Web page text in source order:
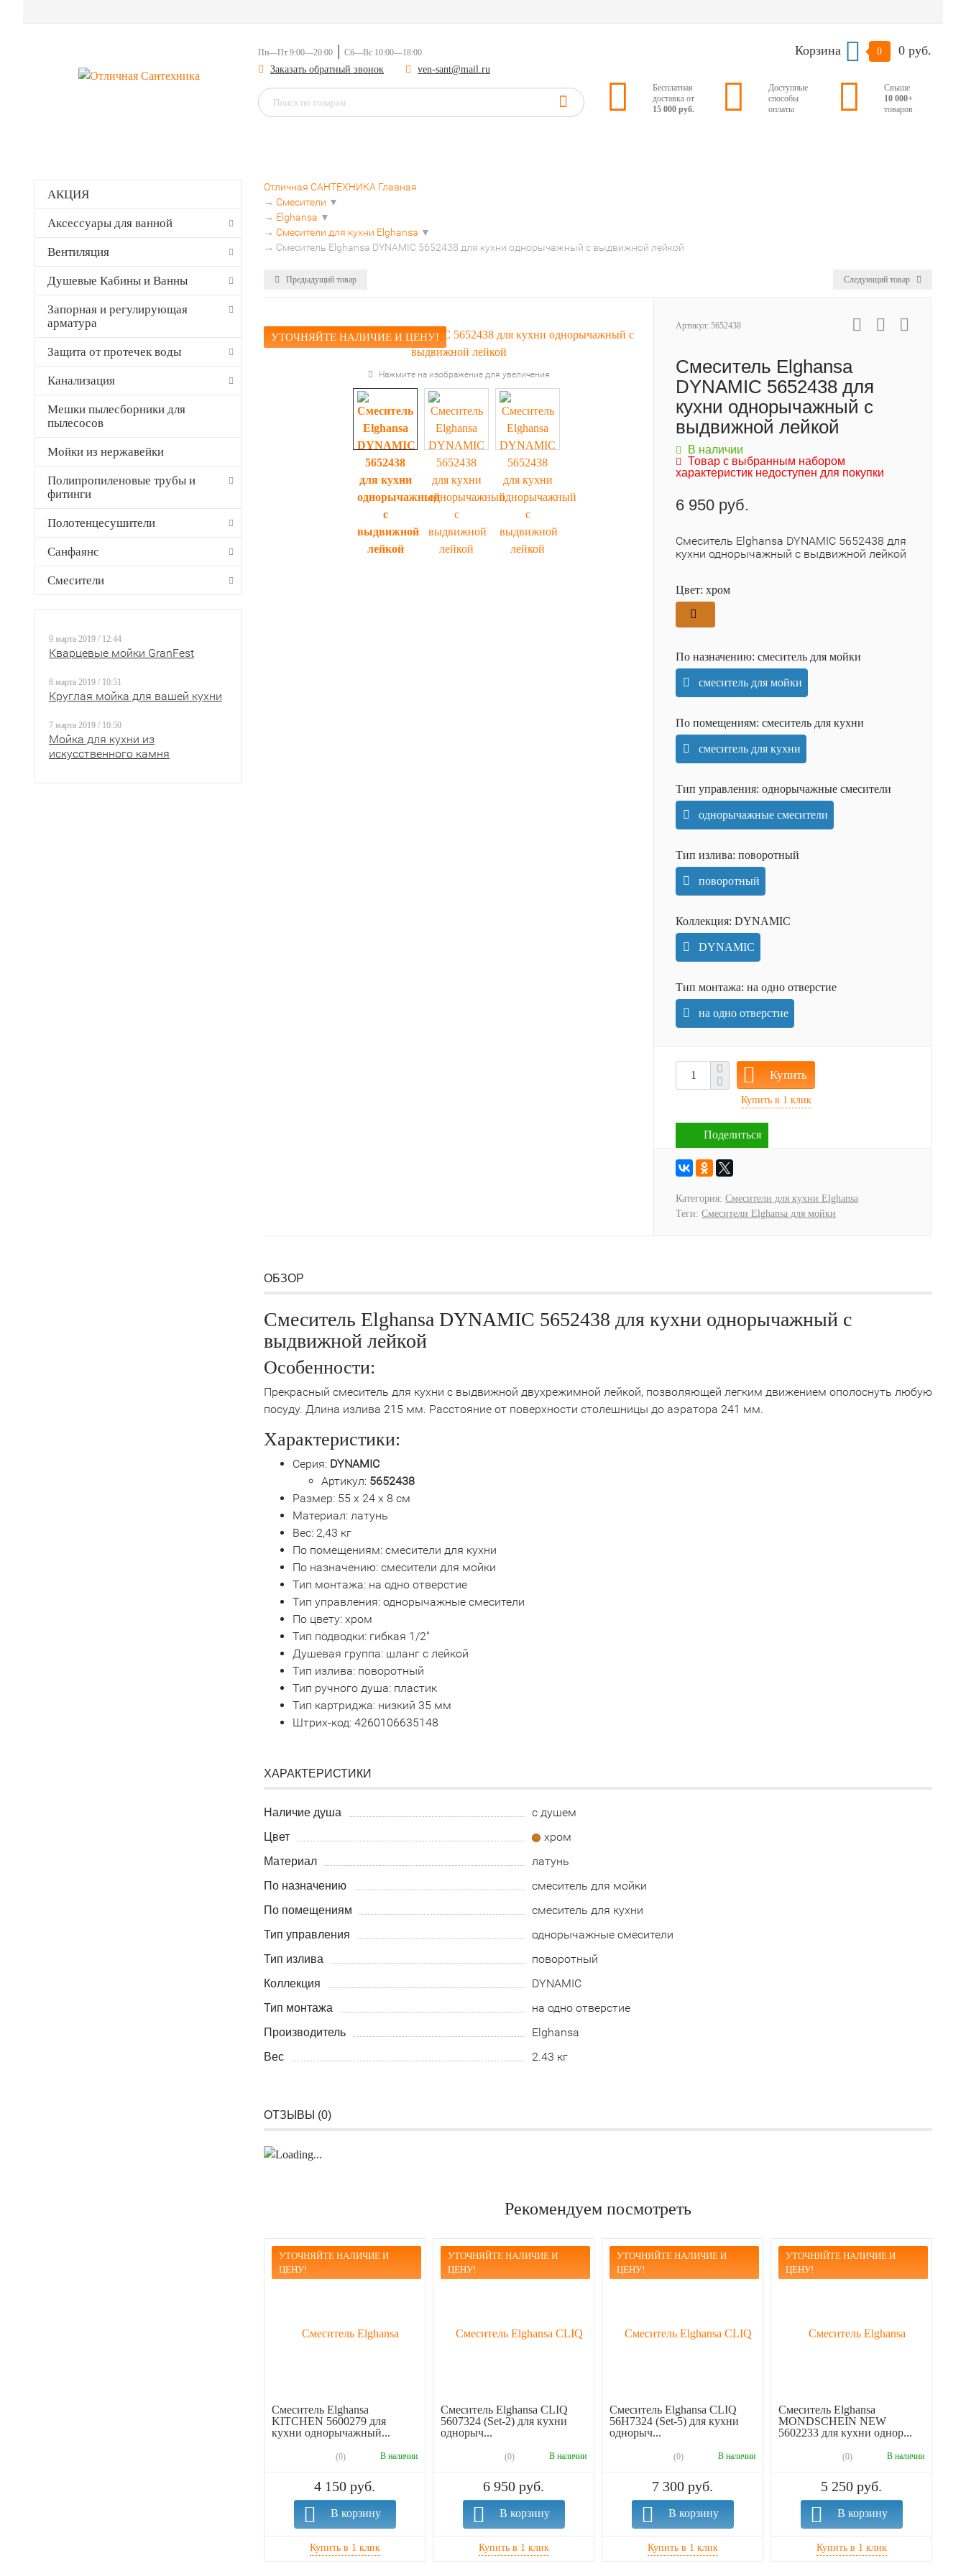
Пн—Пт 9:00—20:00 | Сб—Вс 10:00—18:00
Заказать обратный звонок ven-sant@mail.ru
Корзина 0 0 руб.
Бесплатная
доставка от
15 000 руб.
Доступные
способы
оплаты
Свыше
10 000+
товаров
АКЦИЯ
Аксессуары для ванной
Вентиляция
Душевые Кабины и Ванны
Запорная и регулирующая
арматура
Защита от протечек воды
Канализация
Мешки пылесборники для
пылесосов
Мойки из нержавейки
Полипропиленовые трубы и
фитинги
Полотенцесушители
Санфаянс
Смесители
9 марта 2019 / 12:44
Кварцевые мойки GranFest
8 марта 2019 / 10:51
Круглая мойка для вашей кухни
7 марта 2019 / 10:50
Мойка для кухни из
искусственного камня
Отличная САНТЕХНИКА Главная
→ Смесители ▼
→ Elghansa ▼
→ Смесители для кухни Elghansa ▼
→ Смеситель Elghansa DYNAMIC 5652438 для кухни однорычажный с выдвижной лейкой
Предыдущий товар Следующий товар
УТОЧНЯЙТЕ НАЛИЧИЕ И ЦЕНУ!
Нажмите на изображение для увеличения
Артикул: 5652438
Смеситель Elghansa
DYNAMIC 5652438 для
кухни однорычажный с
выдвижной лейкой
В наличии
Товар с выбранным набором
характеристик недоступен для покупки
6 950 руб.
Смеситель Elghansa DYNAMIC 5652438 для
кухни однорычажный с выдвижной лейкой
Цвет: хром
По назначению: смеситель для мойки
смеситель для мойки
По помещениям: смеситель для кухни
смеситель для кухни
Тип управления: однорычажные смесители
однорычажные смесители
Тип излива: поворотный
поворотный
Коллекция: DYNAMIC
DYNAMIC
Тип монтажа: на одно отверстие
на одно отверстие
Купить
Поделиться
Категория: Смесители для кухни Elghansa
Теги: Смесители Elghansa для мойки
ОБЗОР
Смеситель Elghansa DYNAMIC 5652438 для кухни однорычажный с
выдвижной лейкой
Особенности:
Прекрасный смеситель для кухни с выдвижной двухрежимной лейкой, позволяющей легким движением ополоснуть любую
посуду. Длина излива 215 мм. Расстояние от поверхности столешницы до аэратора 241 мм.
Характеристики:
Серия: DYNAMIC
Артикул: 5652438
Размер: 55 х 24 х 8 см
Материал: латунь
Вес: 2,43 кг
По помещениям: смесители для кухни
По назначению: смесители для мойки
Тип монтажа: на одно отверстие
Тип управления: однорычажные смесители
По цвету: хром
Тип подводки: гибкая 1/2"
Душевая группа: шланг с лейкой
Тип излива: поворотный
Тип ручного душа: пластик
Тип картриджа: низкий 35 мм
Штрих-код: 4260106635148
ХАРАКТЕРИСТИКИ
Наличие душа с душем
Цвет хром
Материал латунь
По назначению смеситель для мойки
По помещениям смеситель для кухни
Тип управления однорычажные смесители
Тип излива поворотный
Коллекция DYNAMIC
Тип монтажа на одно отверстие
Производитель Elghansa
Вес 2.43 кг
ОТЗЫВЫ (0)
Рекомендуем посмотреть
УТОЧНЯЙТЕ НАЛИЧИЕ И
ЦЕНУ!
Смеситель Elghansa
KITCHEN 5600279 для
кухни однорычажный...
(0) В наличии
4 150 руб.
В корзину
УТОЧНЯЙТЕ НАЛИЧИЕ И
ЦЕНУ!
Смеситель Elghansa CLIQ
5607324 (Set-2) для кухни
однорыч...
(0) В наличии
6 950 руб.
В корзину
УТОЧНЯЙТЕ НАЛИЧИЕ И
ЦЕНУ!
Смеситель Elghansa CLIQ
56H7324 (Set-5) для кухни
однорыч...
(0) В наличии
7 300 руб.
В корзину
УТОЧНЯЙТЕ НАЛИЧИЕ И
ЦЕНУ!
Смеситель Elghansa
MONDSCHEIN NEW
5602233 для кухни однор...
(0) В наличии
5 250 руб.
В корзину